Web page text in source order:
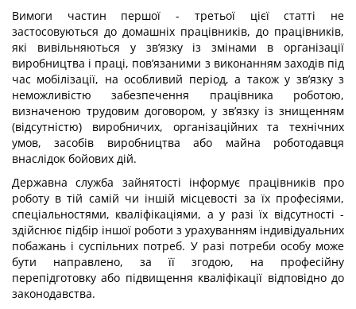
Вимоги частин першої - третьої цієї статті не
застосовуються до домашніх працівників, до працівників,
які вивільняються у зв’язку із змінами в організації
виробництва і праці, пов’язаними з виконанням заходів під
час мобілізації, на особливий період, а також у зв’язку з
неможливістю забезпечення працівника роботою,
визначеною трудовим договором, у зв’язку із знищенням
(відсутністю) виробничих, організаційних та технічних
умов, засобів виробництва або майна роботодавця
внаслідок бойових дій.
Державна служба зайнятості інформує працівників про
роботу в тій самій чи іншій місцевості за їх професіями,
спеціальностями, кваліфікаціями, а у разі їх відсутності -
здійснює підбір іншої роботи з урахуванням індивідуальних
побажань і суспільних потреб. У разі потреби особу може
бути направлено, за її згодою, на професійну
перепідготовку або підвищення кваліфікації відповідно до
законодавства.